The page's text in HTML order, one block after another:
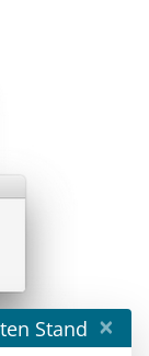
Stand ×